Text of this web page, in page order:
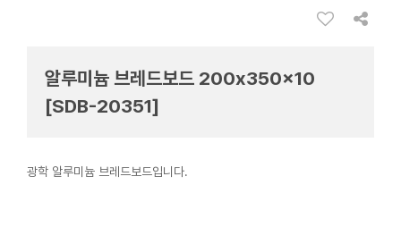
알루미늄 브레드보드 200x350x10
[SDB-20351]
광학 알루미늄 브레드보드입니다.